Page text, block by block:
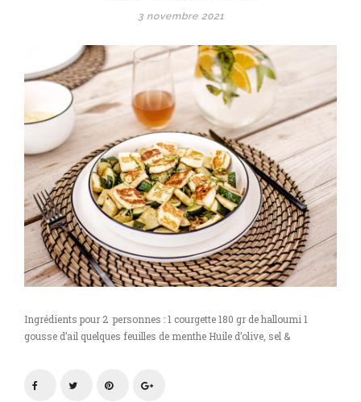
3 novembre 2021
Ingrédients pour 2 personnes : 1 courgette 180 gr de halloumi 1
gousse d’ail quelques feuilles de menthe Huile d’olive, sel &